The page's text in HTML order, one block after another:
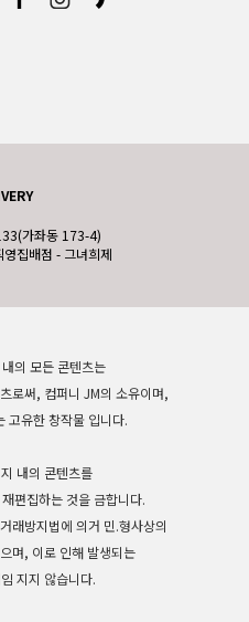
가좌동 173-4)
집배점 - 그녀희제
의 모든 콘텐츠는
로써, 컴퍼니 JM의 소유이며,
고유한 창작물 입니다.
내의 콘텐츠를
편집하는 것을 금합니다.
래방지법에 의거 민.형사상의
며, 이로 인해 발생되는
지지 않습니다.